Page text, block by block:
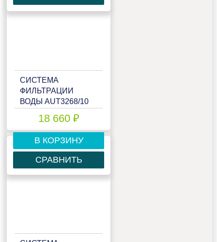
СИСТЕМА
ФИЛЬТРАЦИИ
ВОДЫ AUT3268/10
18 660 ₽
В КОРЗИНУ
СРАВНИТЬ